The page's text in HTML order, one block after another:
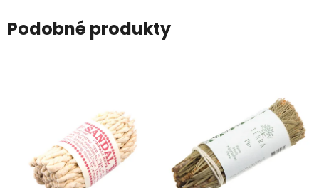
Podobné produkty